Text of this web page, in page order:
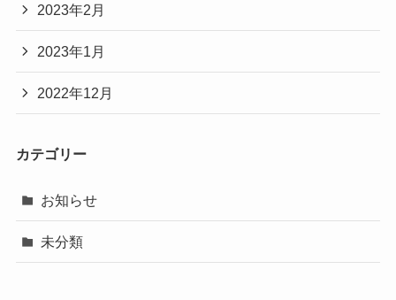
2023年2月
2023年1月
2022年12月
カテゴリー
お知らせ
未分類